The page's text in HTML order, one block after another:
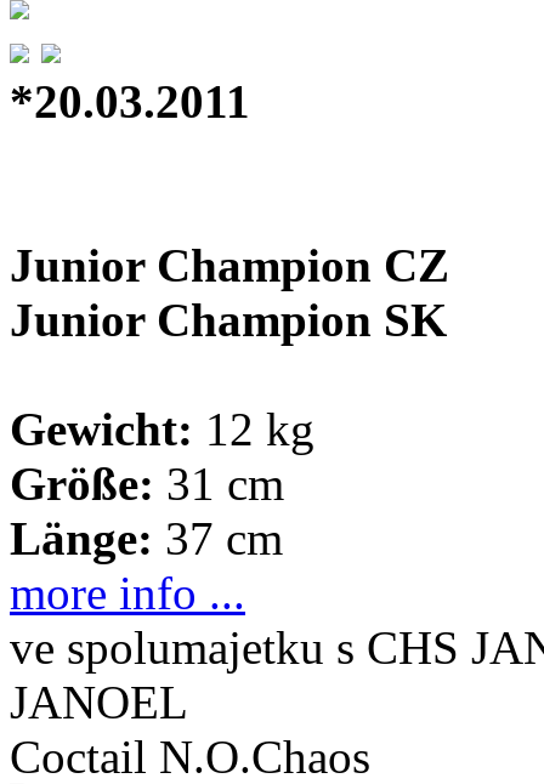
*20.03.2011
Junior Champion CZ
Junior Champion SK
Gewicht: 12 kg
Größe: 31 cm
Länge: 37 cm
more info ...
ve spolumajetku s CHS
JANOEL
Coctail N.O.Chaos